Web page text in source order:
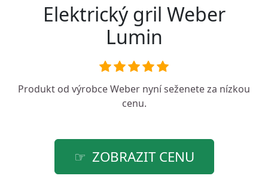
Elektrický gril Weber
Lumin
Produkt od výrobceWeber nyní seženete za nízkou
cenu.
ZOBRAZIT CENU